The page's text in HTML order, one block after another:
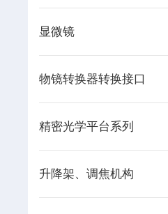
显微镜
物镜转换器转换接口
精密光学平台系列
升降架、调焦机构